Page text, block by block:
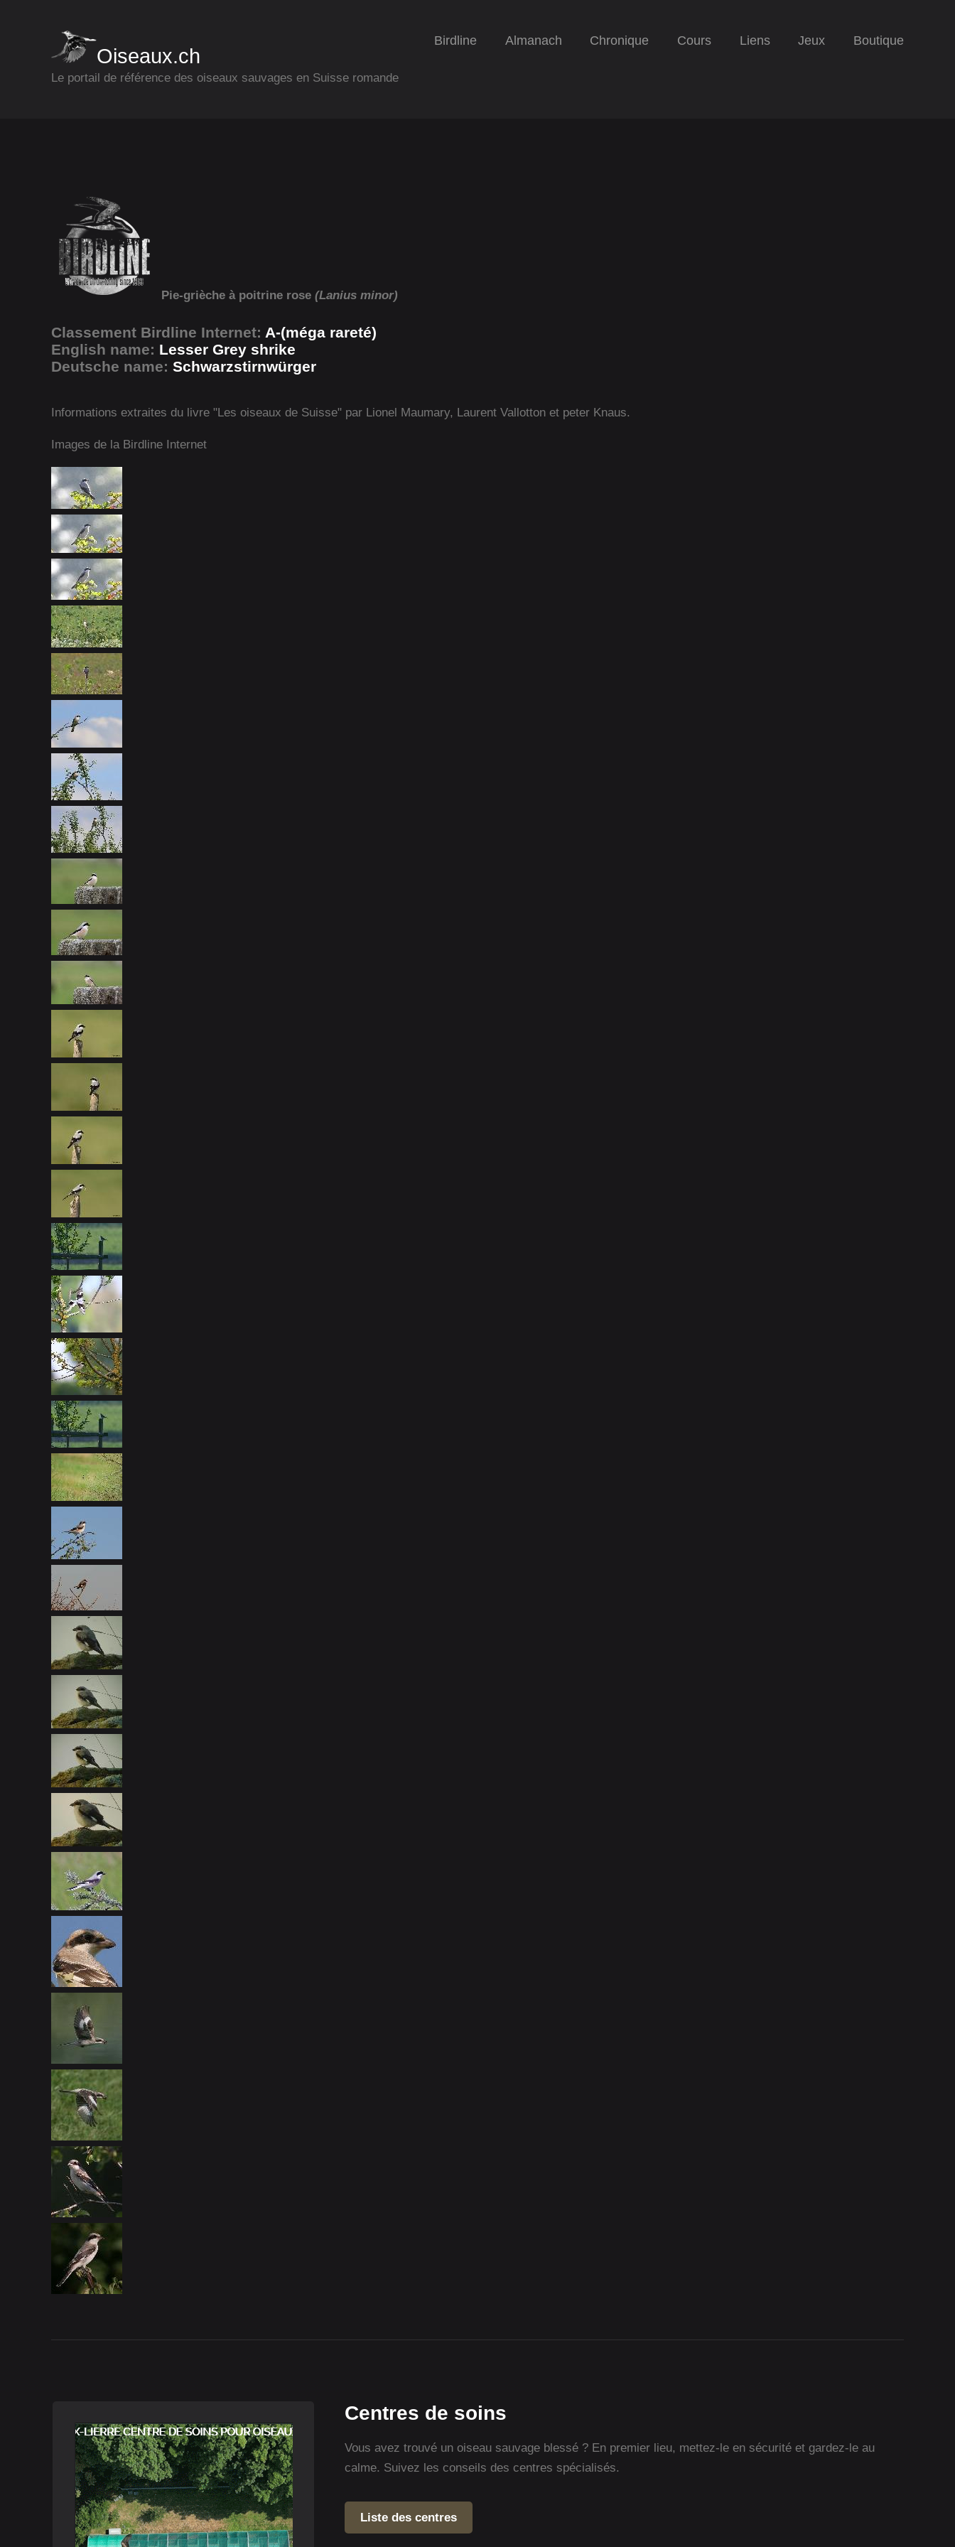
Oiseaux.ch
Le portail de référence des oiseaux sauvages en Suisse romande
Birdline Almanach Chronique Cours Liens Jeux Boutique
Pie-grièche à poitrine rose (Lanius minor)
Classement Birdline Internet: A-(méga rareté)
English name: Lesser Grey shrike
Deutsche name: Schwarzstirnwürger
Informations extraites du livre "Les oiseaux de Suisse" par Lionel Maumary, Laurent Vallotton et peter Knaus.
Images de la Birdline Internet
Centres de soins
Vous avez trouvé un oiseau sauvage blessé ? En premier lieu, mettez-le en sécurité et gardez-le au
calme. Suivez les conseils des centres spécialisés.
Liste des centres